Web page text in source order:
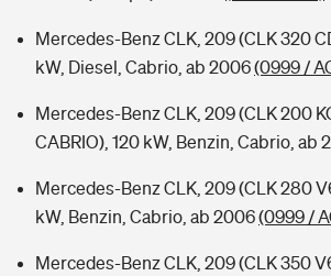
Mercedes-Benz CLK, 209 (CLK 320
kW, Diesel, Cabrio, ab 2006(0999 /
Mercedes-Benz CLK, 209 (CLK 200
CABRIO), 120 kW, Benzin, Cabrio, ab
Mercedes-Benz CLK, 209 (CLK 280
kW, Benzin, Cabrio, ab 2006(0999 /
Mercedes-Benz CLK, 209 (CLK 350